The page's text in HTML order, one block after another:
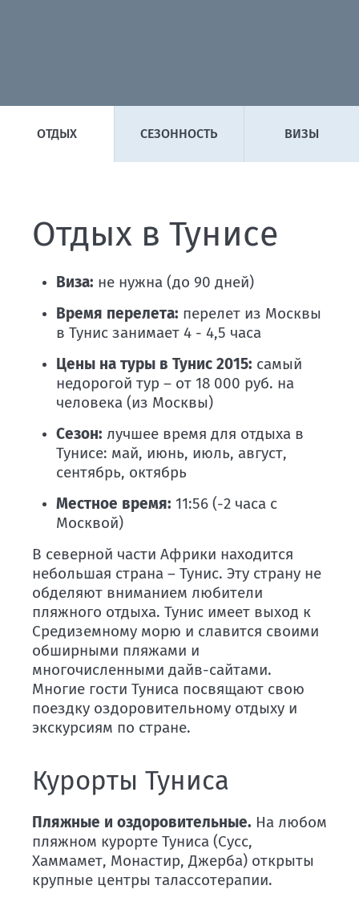
ОТДЫХ СЕЗОННОСТЬ ВИЗЫ
Отдых в Тунисе
Виза: не нужна (до 90 дней)
Время перелета: перелет из Москвы
в Тунис занимает 4 - 4,5 часа
Цены на туры в Тунис 2015: самый
недорогой тур – от 18 000 руб. на
человека (из Москвы)
Сезон: лучшее время для отдыха в
Тунисе: май, июнь, июль, август,
сентябрь, октябрь
Местное время: 11:56 (-2 часа c
Москвой)
В северной части Африки находится
небольшая страна – Тунис. Эту страну не
обделяют вниманием любители
пляжного отдыха. Тунис имеет выход к
Средиземному морю и славится своими
обширными пляжами и
многочисленными дайв-сайтами.
Многие гости Туниса посвящают свою
поездку оздоровительному отдыху и
экскурсиям по стране.
Курорты Туниса
Пляжные и оздоровительные. На любом
пляжном курорте Туниса (Сусс,
Хаммамет, Монастир, Джерба) открыты
крупные центры талассотерапии.